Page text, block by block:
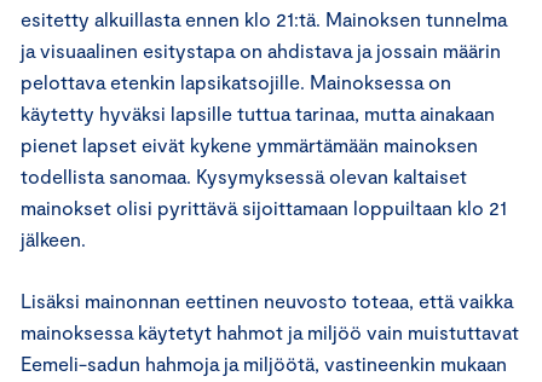
esitetty alkuillasta ennen klo 21:tä. Mainoksen tunnelma
ja visuaalinen esitystapa on ahdistava ja jossain määrin
pelottava etenkin lapsikatsojille. Mainoksessa on
käytetty hyväksi lapsille tuttua tarinaa, mutta ainakaan
pienet lapset eivät kykene ymmärtämään mainoksen
todellista sanomaa. Kysymyksessä olevan kaltaiset
mainokset olisi pyrittävä sijoittamaan loppuiltaan klo 21
jälkeen.
Lisäksi mainonnan eettinen neuvosto toteaa, että vaikka
mainoksessa käytetyt hahmot ja miljöö vain muistuttavat
Eemeli-sadun hahmoja ja miljöötä, vastineenkin mukaan